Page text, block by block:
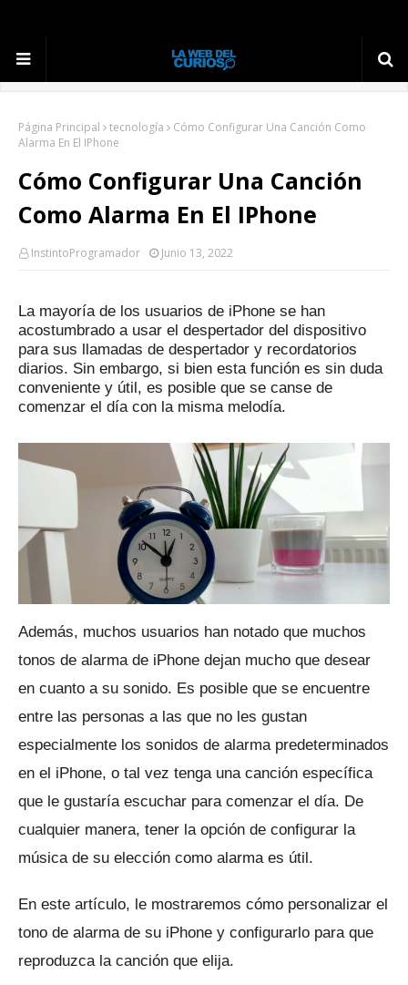
Página Principal tecnología
Cómo Configurar Una Canción Como
Alarma En El IPhone
Cómo Configurar Una Canción
Como Alarma En El IPhone
InstintoProgramador Junio 13, 2022
La mayoría de los usuarios de iPhone se han
acostumbrado a usar el despertador del dispositivo
para sus llamadas de despertador y recordatorios
diarios. Sin embargo, si bien esta función es sin duda
conveniente y útil, es posible que se canse de
comenzar el día con la misma melodía.
Además, muchos usuarios han notado que muchos
tonos de alarma de iPhone dejan mucho que desear
en cuanto a su sonido. Es posible que se encuentre
entre las personas a las que no les gustan
especialmente los sonidos de alarma predeterminados
en el iPhone, o tal vez tenga una canción específica
que le gustaría escuchar para comenzar el día. De
cualquier manera, tener la opción de configurar la
música de su elección como alarma es útil.
En este artículo, le mostraremos cómo personalizar el
tono de alarma de su iPhone y configurarlo para que
reproduzca la canción que elija.